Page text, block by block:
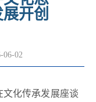
开创
06-02
化传承发展座谈